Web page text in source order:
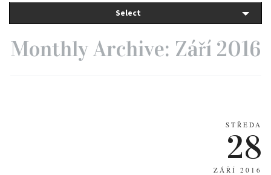
Select
Monthly Archive: Září 2016
STŘEDA
28
ZÁŘÍ 2016